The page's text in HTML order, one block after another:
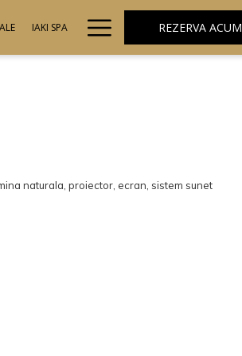
IAKI SPA Hamburger
Menu REZERVA ACUM
naturala, proiector, ecran, sistem sunet